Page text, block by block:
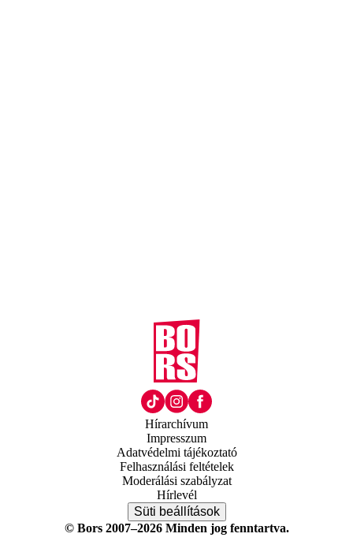
Hírarchívum
Impresszum
Adatvédelmi tájékoztató
Felhasználási feltételek
Moderálási szabályzat
Hírlevél
Süti beállítások
© Bors 2007–2026 Minden jog fenntartva.